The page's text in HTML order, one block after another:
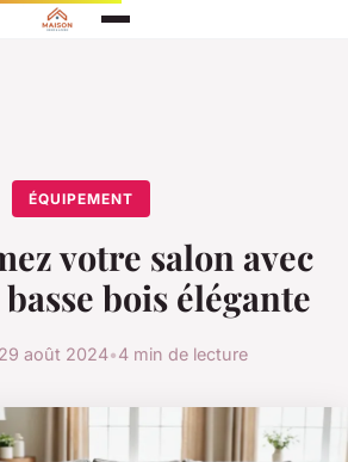
ÉQUIPEMENT
votre salon avec
bois élégante
29 août 2024•4 min de lecture